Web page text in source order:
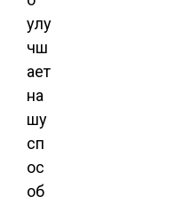
улу
чш
ает
на
шу
сп
ос
об